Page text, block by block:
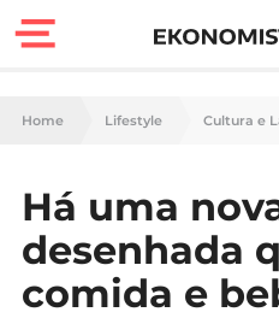
Finanças
Carreira
Casa
Home Lifestyle Cultura e
Há uma
desenhada
comida e